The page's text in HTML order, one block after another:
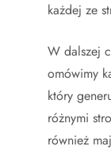
każdej ze
W dalszej
omówimy
który
różnymi
również